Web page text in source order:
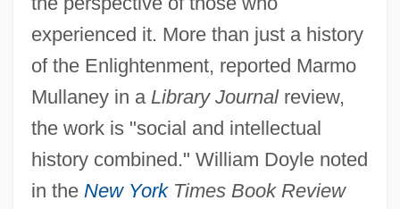
experienced it. More than just a history
of the Enlightenment, reported Marmo
Mullaney in a Library Journalreview,
the work is "social and intellectual
history combined." William Doyle noted
in the New YorkTimes Book Review